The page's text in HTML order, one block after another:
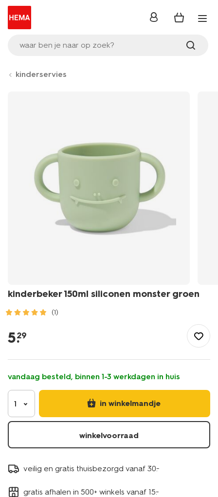
waar ben je naar op zoek?
inloggen
kinderservies
kinderbeker 150ml siliconen monster groen
(1)
tafelen/servies/kinderservies/kinderbeker-
150ml-
monster-
groen-
80650223.html
5.
29
vandaag besteld, binnen 1-3 werkdagen in huis
1 in winkelmandje
winkelvoorraad
veilig en gratis thuisbezorgd vanaf 30.-
gratis afhalen in 500+ winkels vanaf 15.-